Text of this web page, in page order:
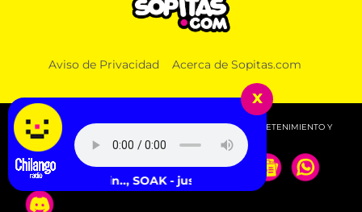
Aviso de Privacidad Acerca de Sopitas.com
© 2026 SOPITAS.COM - MÚSICA, NOTICIAS, DEPORTES, ENTRETENIMIENTO Y
MÁS!.
x
Fred again.., SOAK - just stand there